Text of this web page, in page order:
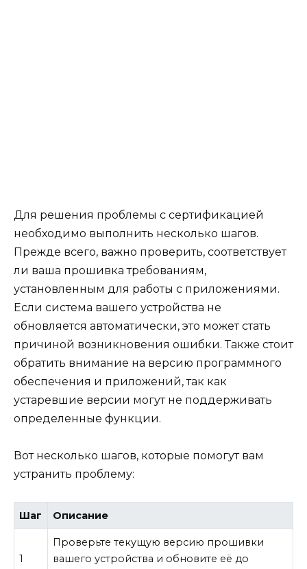
Для решения проблемы с сертификацией
необходимо выполнить несколько шагов.
Прежде всего, важно проверить, соответствует
ли ваша прошивка требованиям,
установленным для работы с приложениями.
Если система вашего устройства не
обновляется автоматически, это может стать
причиной возникновения ошибки. Также стоит
обратить внимание на версию программного
обеспечения и приложений, так как
устаревшие версии могут не поддерживать
определенные функции.
Вот несколько шагов, которые помогут вам
устранить проблему:
Шаг Описание
1
Проверьте текущую версию прошивки
вашего устройства и обновите её до